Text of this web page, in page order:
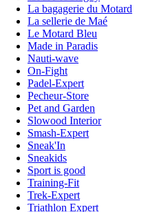
La bagagerie du Motard
La sellerie de Maé
Le Motard Bleu
Made in Paradis
Nauti-wave
On-Fight
Padel-Expert
Pecheur-Store
Pet and Garden
Slowood Interior
Smash-Expert
Sneak'In
Sneakids
Sport is good
Training-Fit
Trek-Expert
Triathlon Expert